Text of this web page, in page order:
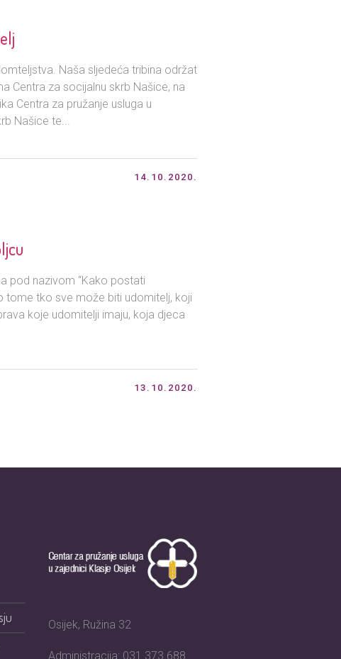
Naša sljedeća tribina održat
Centra za socijalnu skrb Našice, na
Centra za pružanje usluga u
Našice te...
14.10.2020.
pod nazivom “Kako postati
tome tko sve može biti udomitelj, koji
koje udomitelji imaju, koja djeca
13.10.2020.
Osijek, Ružina 32
Administracija: 031 373 688